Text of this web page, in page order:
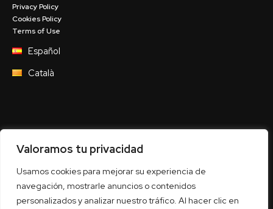
Valoramos tu privacidad
Usamos cookies para mejorar su experiencia de
navegación, mostrarle anuncios o contenidos
personalizados y analizar nuestro tráfico. Al hacer clic en
Privacy Policy
Cookies Policy
Terms of Use
Español
Català